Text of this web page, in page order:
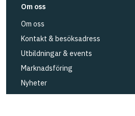
Om oss
Om oss
Kontakt & besöksadress
Utbildningar & events
Marknadsföring
Nyheter